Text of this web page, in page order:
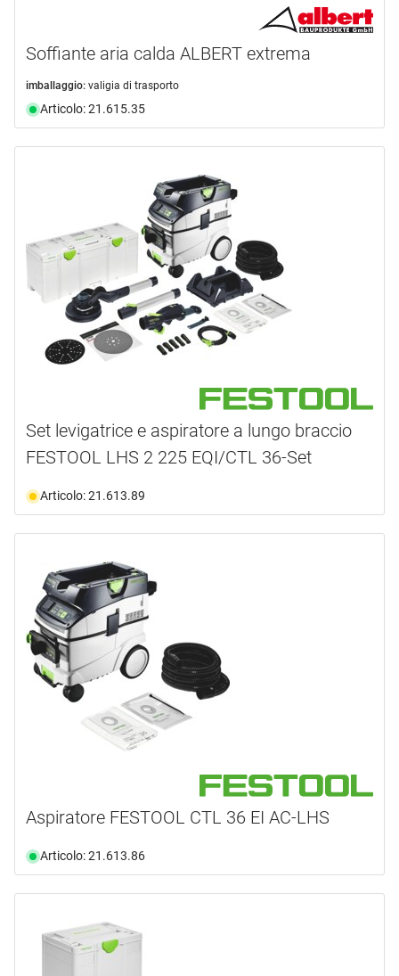
Soffiante aria calda ALBERT extrema
imballaggio: valigia di trasporto
Articolo: 21.615.35
Set levigatrice e aspiratore a lungo braccio
FESTOOL LHS 2 225 EQI/CTL 36-Set
Articolo: 21.613.89
Aspiratore FESTOOL CTL 36 EI AC-LHS
Articolo: 21.613.86